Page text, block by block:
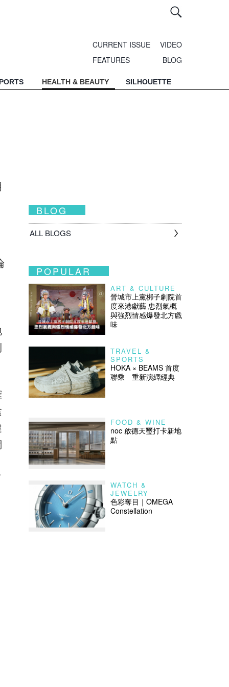
CURRENT ISSUE
VIDEO
FEATURES
BLOG
HEALTH & BEAUTY SILHOUETTE
BLOG
ALL BLOGS
POPULAR
ART & CULTURE
晉城市上黨梆子劇院首
度來港獻藝 忠烈氣概
與強烈情感爆發北方戲
味
TRAVEL &
SPORTS
HOKA × BEAMS 首度
聯乘 重新演繹經典
FOOD & WINE
noc 啟德天璽打卡新地
點
WATCH &
JEWELRY
色彩奪目｜OMEGA
Constellation